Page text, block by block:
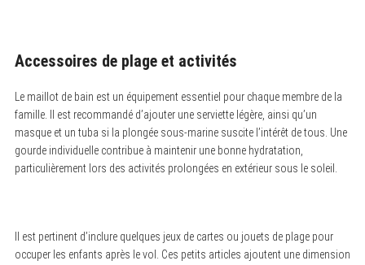
Accessoires de plage et activités
Le maillot de bain est un équipement essentiel pour chaque membre de la
famille. Il est recommandé d’ajouter une serviette légère, ainsi qu’un
masque et un tuba si la plongée sous-marine suscite l’intérêt de tous. Une
gourde individuelle contribue à maintenir une bonne hydratation,
particulièrement lors des activités prolongées en extérieur sous le soleil.
Il est pertinent d’inclure quelques jeux de cartes ou jouets de plage pour
occuper les enfants après le vol. Ces petits articles ajoutent une dimension